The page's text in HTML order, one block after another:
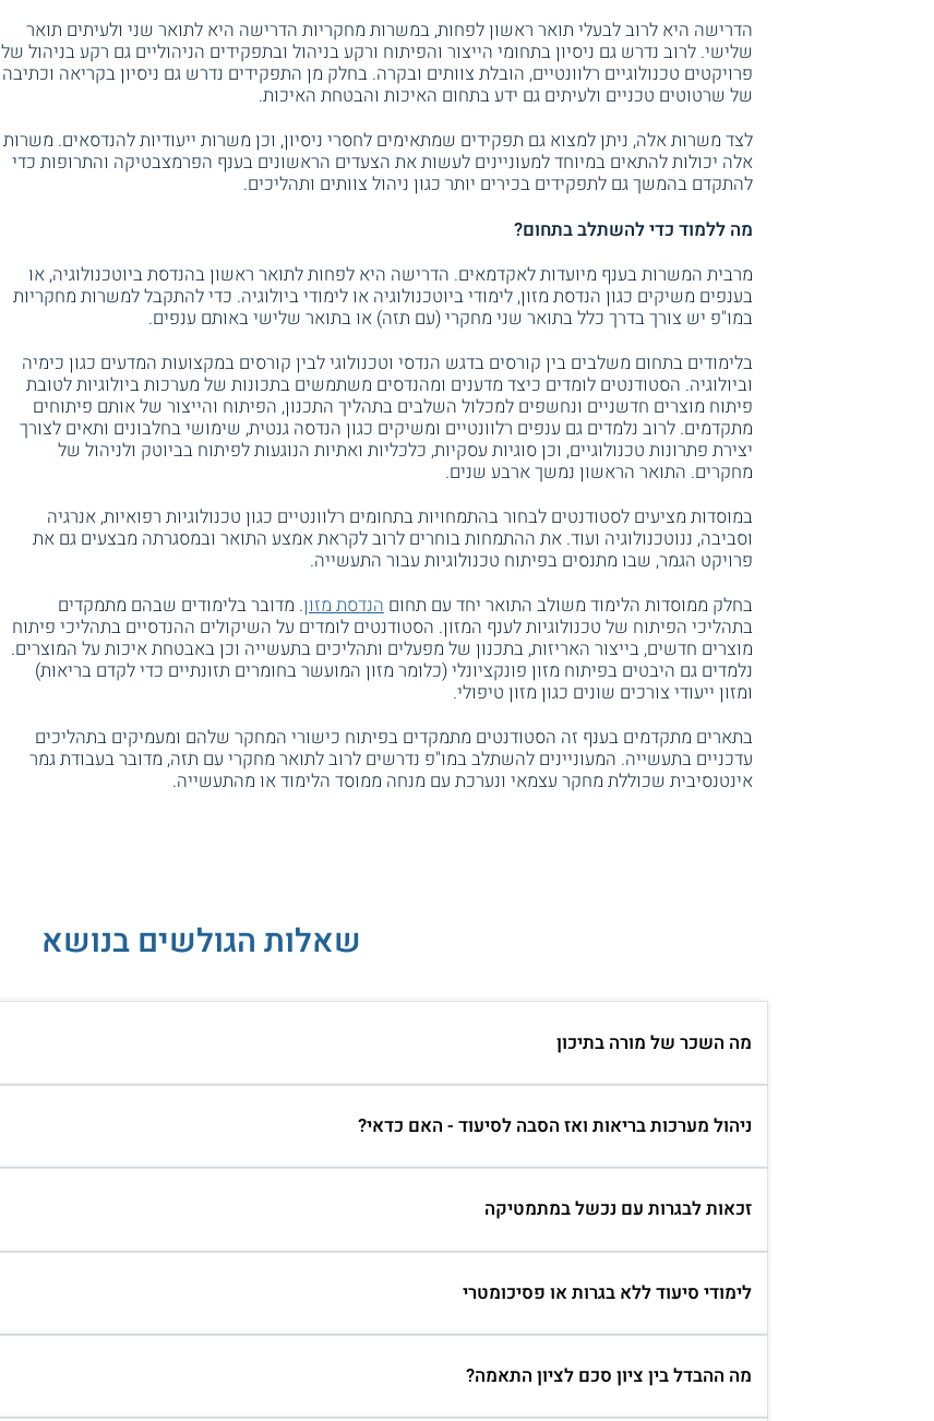
הדרישה היא לרוב לבעלי תואר ראשון לפחות, במשרות מחקריות הדרישה היא לתואר שני ולעיתים תואר
שלישי. לרוב נדרש גם ניסיון בתחומי הייצור והפיתוח ורקע בניהול ובתפקידים הניהוליים גם רקע בניהול של
פרויקטים טכנולוגיים רלוונטיים, הובלת צוותים ובקרה. בחלק מן התפקידים נדרש גם ניסיון בקריאה וכתיבה
של שרטוטים טכניים ולעיתים גם ידע בתחום האיכות והבטחת האיכות.
לצד משרות אלה, ניתן למצוא גם תפקידים שמתאימים לחסרי ניסיון, וכן משרות ייעודיות להנדסאים. משרות
אלה יכולות להתאים במיוחד למעוניינים לעשות את הצעדים הראשונים בענף הפרמצבטיקה והתרופות כדי
להתקדם בהמשך גם לתפקידים בכירים יותר כגון ניהול צוותים ותהליכים.
מה ללמוד כדי להשתלב בתחום?
מרבית המשרות בענף מיועדות לאקדמאים. הדרישה היא לפחות לתואר ראשון בהנדסת ביוטכנולוגיה, או
בענפים משיקים כגון הנדסת מזון, לימודי ביוטכנולוגיה או לימודי ביולוגיה. כדי להתקבל למשרות מחקריות
במו"פ יש צורך בדרך כלל בתואר שני מחקרי (עם תזה) או בתואר שלישי באותם ענפים.
בלימודים בתחום משלבים בין קורסים בדגש הנדסי וטכנולוגי לבין קורסים במקצועות המדעים כגון כימיה
וביולוגיה. הסטודנטים לומדים כיצד מדענים ומהנדסים משתמשים בתכונות של מערכות ביולוגיות לטובת
פיתוח מוצרים חדשניים ונחשפים למכלול השלבים בתהליך התכנון, הפיתוח והייצור של אותם פיתוחים
מתקדמים. לרוב נלמדים גם ענפים רלוונטיים ומשיקים כגון הנדסה גנטית, שימושי בחלבונים ותאים לצורך
יצירת פתרונות טכנולוגיים, וכן סוגיות עסקיות, כלכליות ואתיות הנוגעות לפיתוח בביוטק ולניהול של
מחקרים. התואר הראשון נמשך ארבע שנים.
במוסדות מציעים לסטודנטים לבחור בהתמחויות בתחומים רלוונטיים כגון טכנולוגיות רפואיות, אנרגיה
וסביבה, ננוטכנולוגיה ועוד. את ההתמחות בוחרים לרוב לקראת אמצע התואר ובמסגרתה מבצעים גם את
פרויקט הגמר, שבו מתנסים בפיתוח טכנולוגיות עבור התעשייה.
בחלק ממוסדות הלימוד משולב התואר יחד עם תחום הנדסת מזון. מדובר בלימודים שבהם מתמקדים
בתהליכי הפיתוח של טכנולוגיות לענף המזון. הסטודנטים לומדים על השיקולים ההנדסיים בתהליכי פיתוח
מוצרים חדשים, בייצור האריזות, בתכנון של מפעלים ותהליכים בתעשייה וכן באבטחת איכות על המוצרים.
נלמדים גם היבטים בפיתוח מזון פונקציונלי (כלומר מזון המועשר בחומרים תזונתיים כדי לקדם בריאות)
ומזון ייעודי צורכים שונים כגון מזון טיפולי.
בתארים מתקדמים בענף זה הסטודנטים מתמקדים בפיתוח כישורי המחקר שלהם ומעמיקים בתהליכים
עדכניים בתעשייה. המעוניינים להשתלב במו"פ נדרשים לרוב לתואר מחקרי עם תזה, מדובר בעבודת גמר
אינטנסיבית שכוללת מחקר עצמאי ונערכת עם מנחה ממוסד הלימוד או מהתעשייה.
שאלות הגולשים בנושא
מה השכר של מורה בתיכון
ניהול מערכות בריאות ואז הסבה לסיעוד - האם כדאי?
זכאות לבגרות עם נכשל במתמטיקה
לימודי סיעוד ללא בגרות או פסיכומטרי
מה ההבדל בין ציון סכם לציון התאמה?